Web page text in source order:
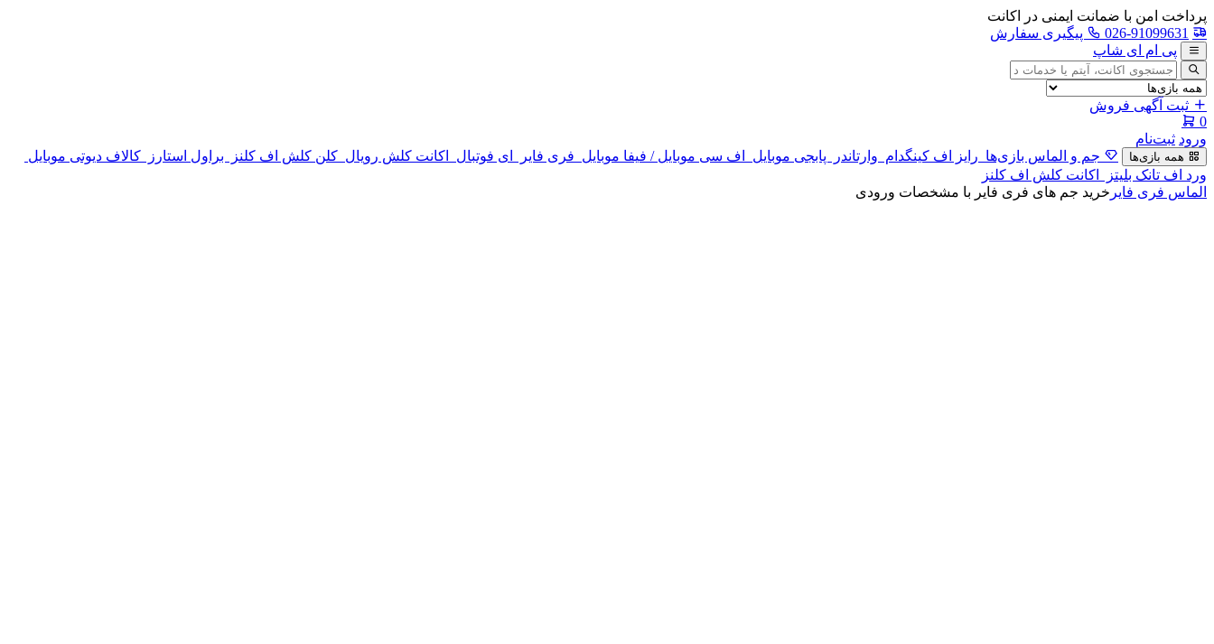
پرداخت امن با ضمانت ایمنی در اکانت
026-91099631
پیگیری سفارش
پی ام ای شاپ
جستجوی
آگهی
ثبت آگهی فروش
0
ورود ثبت‌نام
همه بازی‌ها جم و الماس بازی‌ها رایز اف کینگدام وارتاندر پابجی موبایل اف سی موبایل / فیفا موبایل فری فایر ای فوتبال اکانت کلش رویال کلن کلش اف کلنز براول استارز
کالاف دیوتی موبایل
ورد اف تانک بلیتز
اکانت کلش اف کلنز
الماس فری فایر خرید جم های فری فایر با مشخصات ورودی